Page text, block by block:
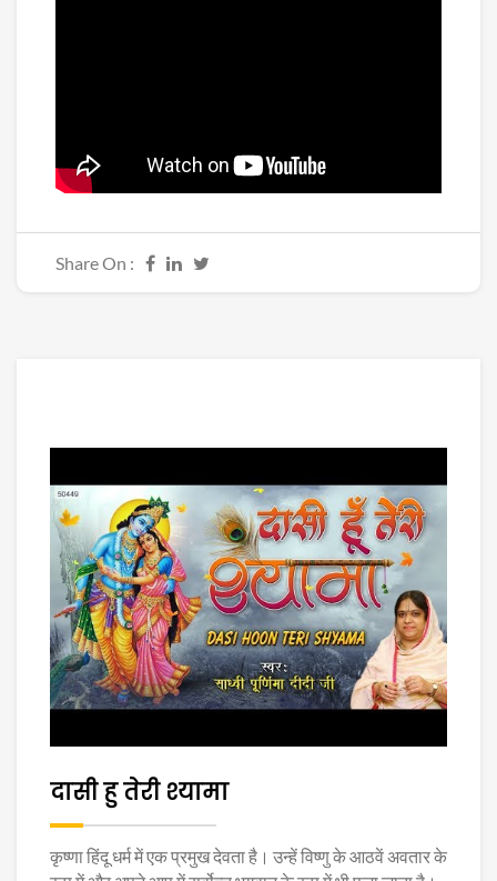
Share On :
दासी हु तेरी श्यामा
कृष्णा हिंदू धर्म में एक प्रमुख देवता है। उन्हें विष्णु के आठवें अवतार के